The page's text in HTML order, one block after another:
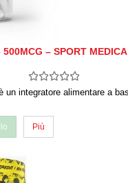
– SPORT MEDICA
un integratore alimentare a
Più